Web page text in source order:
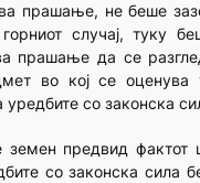
прашање, не беше
случај, туку
прашање да се
во кој се оценува
уредбите со законска
предвид фактот
со законска сила